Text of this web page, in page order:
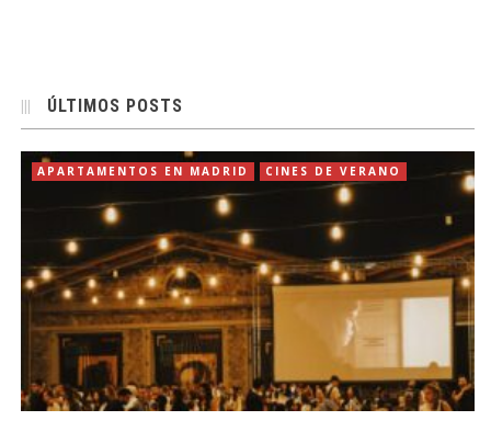
ÚLTIMOS POSTS
APARTAMENTOS EN MADRID CINES DE VERANO